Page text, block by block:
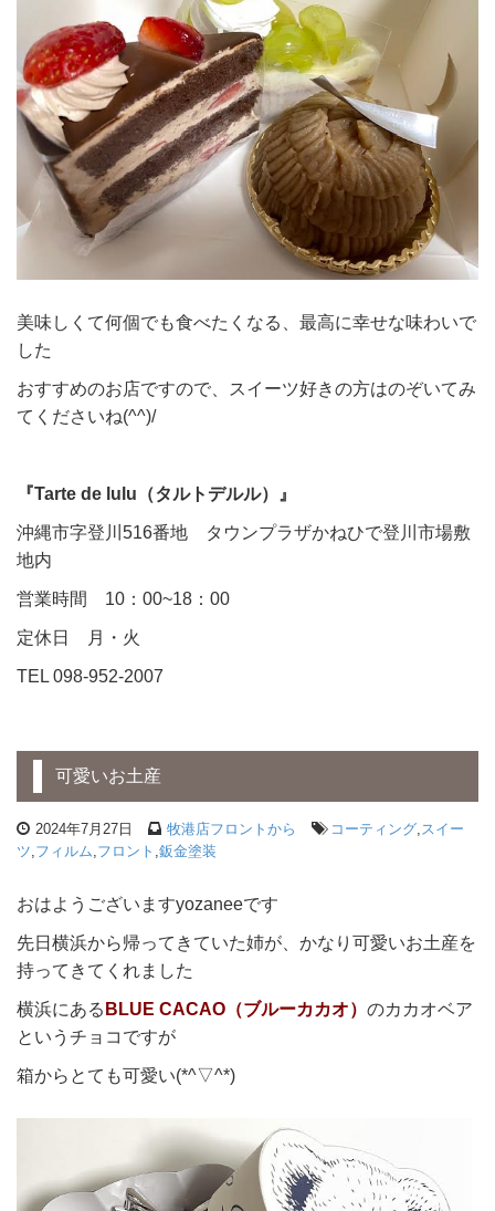
美味しくて何個でも食べたくなる、最高に幸せな味わいで
した
おすすめのお店ですので、スイーツ好きの方はのぞいてみ
てくださいね(^^)/
『Tarte de lulu（タルトデルル）』
沖縄市字登川516番地 タウンプラザかねひで登川市場敷
地内
営業時間 10：00~18：00
定休日 月・火
TEL 098-952-2007
可愛いお土産
2024年7月27日 牧港店フロントから コーティング,スイー
ツ,フィルム,フロント ,鈑金塗装
おはようございますyozaneeです
先日横浜から帰ってきていた姉が、かなり可愛いお土産を
持ってきてくれました
横浜にあるBLUE CACAO（ブルーカカオ） のカカオベア
というチョコですが
箱からとても可愛い(*^▽^*)